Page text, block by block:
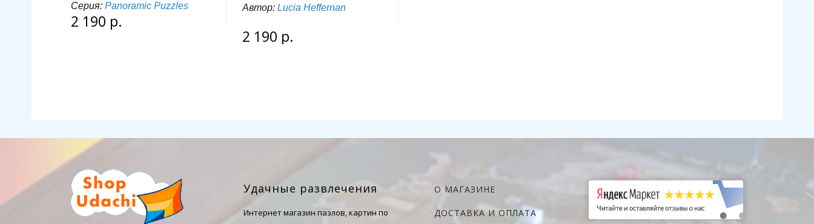
Серия: Panoramic Puzzles
2 190 р.
Автор:Lucia Heffernan
2 190 р.
Удачные развлечения
Интернет магазин пазлов, картин по
О МАГАЗИНЕ
ДОСТАВКА И ОПЛАТА